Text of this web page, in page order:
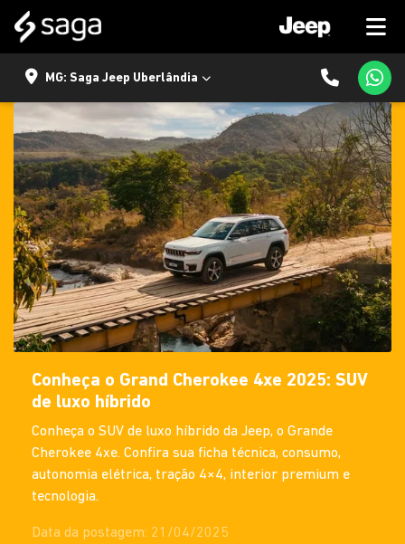
MG: Saga Jeep Uberlândia
Conheça o Grand Cherokee 4xe 2025: SUV
de luxo híbrido
Conheça o SUV de luxo híbrido da Jeep, o Grande
Cherokee 4xe. Confira sua ficha técnica, consumo,
autonomia elétrica, tração 4×4, interior premium e
tecnologia.
Data da postagem: 21/04/2025